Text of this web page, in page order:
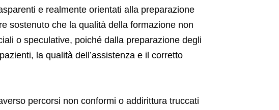
e realmente orientati alla preparazione
sostenuto che la qualità della formazione non
o speculative, poiché dalla preparazione degli
la qualità dell’assistenza e il corretto
percorsi non conformi o addirittura truccati